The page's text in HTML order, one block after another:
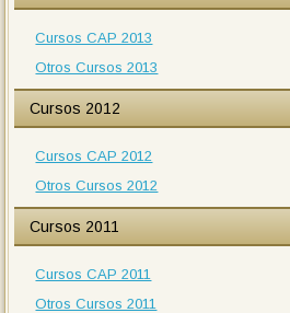
Cursos CAP 2013
Otros Cursos 2013
Cursos 2012
Cursos CAP 2012
Otros Cursos 2012
Cursos 2011
Cursos CAP 2011
Otros Cursos 2011